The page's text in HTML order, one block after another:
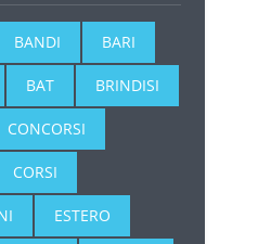
BANDI BARI
BAT BRINDISI
CONCORSI
CORSI
ESTERO